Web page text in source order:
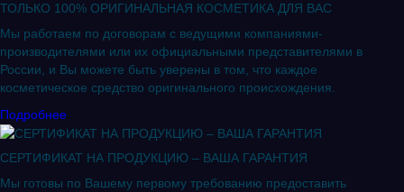
ТОЛЬКО 100% ОРИГИНАЛЬНАЯ КОСМЕТИКА ДЛЯ ВАС
Мы работаем по договорам с ведущими компаниями-
производителями или их официальными представителями в
России, и Вы можете быть уверены в том, что каждое
косметическое средство оригинального происхождения.
Подробнее
СЕРТИФИКАТ НА ПРОДУКЦИЮ – ВАША ГАРАНТИЯ
Мы готовы по Вашему первому требованию предоставить